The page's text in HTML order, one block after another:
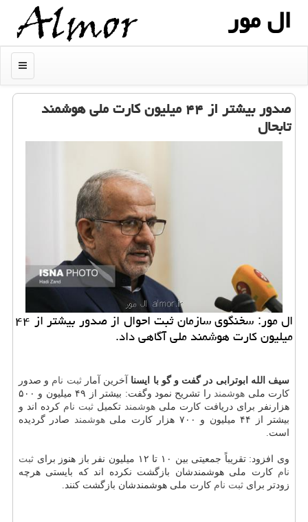
ال مور
منو
صدور بیشتر از ۴۴ میلیون كارت ملی هوشمند
تابحال
ال مور: سخنگوی سازمان ثبت احوال از صدور بیشتر از ۴۴
میلیون كارت هوشمند ملی آگاهی داد.
سیف الله ابوترابی در گفت و گو با ایسنا آخرین آمارثبت نام و صدور
كارت ملی هوشمند
را تشریح نمود وگفت: بیشتر از ۴۹ میلیون و ۵۰۰
هزارنفر برای دریافت كارت ملی هوشمند تكمیل ثبت نام كرده اند و
بیشتر از ۴۴ میلیون و ۷۰۰ هزار كارت ملی
هوشمند صادر گردیده
است.
وی افزود: تقریباً جمعیتی بین ۱۰ تا ۱۲ میلیون نفر باز هنوز برای
ثبت
نام كارت ملی هوشمندشان بازگشت نكرده اند كه بایستی هرچه
زودتر برای ثبت نام كارت ملی هوشمندشان بازگشت كنند.